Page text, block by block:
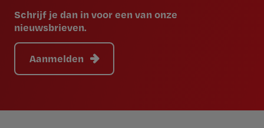
Schrijf je dan in voor een van onze
nieuwsbrieven.
Aanmelden